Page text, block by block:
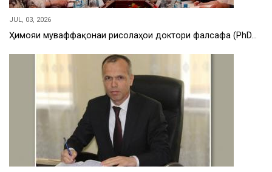
JUL, 03, 2026
Ҳимояи муваффақонаи рисолаҳои доктори фалсафа (PhD…